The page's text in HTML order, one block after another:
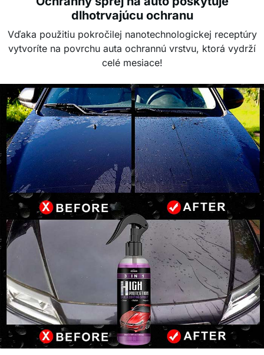
dlhotrvajúcu ochranu
Vďaka použitiu pokročilej nanotechnologickej receptúry
vytvoríte na povrchu auta ochrannú vrstvu, ktorá vydrží
celé mesiace!